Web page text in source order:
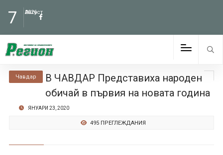
7 Август
2026
Чавдар
В ЧАВДАР Представиха народен
обичай в първия на новата година
ЯНУАРИ 23, 2020
495 ПРЕГЛЕЖДАНИЯ